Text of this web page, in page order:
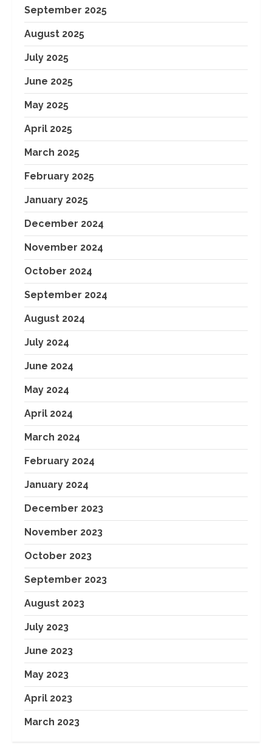
September 2025
August 2025
July 2025
June 2025
May 2025
April 2025
March 2025
February 2025
January 2025
December 2024
November 2024
October 2024
September 2024
August 2024
July 2024
June 2024
May 2024
April 2024
March 2024
February 2024
January 2024
December 2023
November 2023
October 2023
September 2023
August 2023
July 2023
June 2023
May 2023
April 2023
March 2023